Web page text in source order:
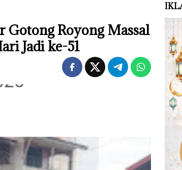
Gotong Royong Massal
Jadi ke-51